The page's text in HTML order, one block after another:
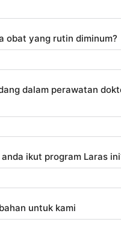
obat yang rutin diminum?
dalam perawatan
ikut program Laras
untuk kami